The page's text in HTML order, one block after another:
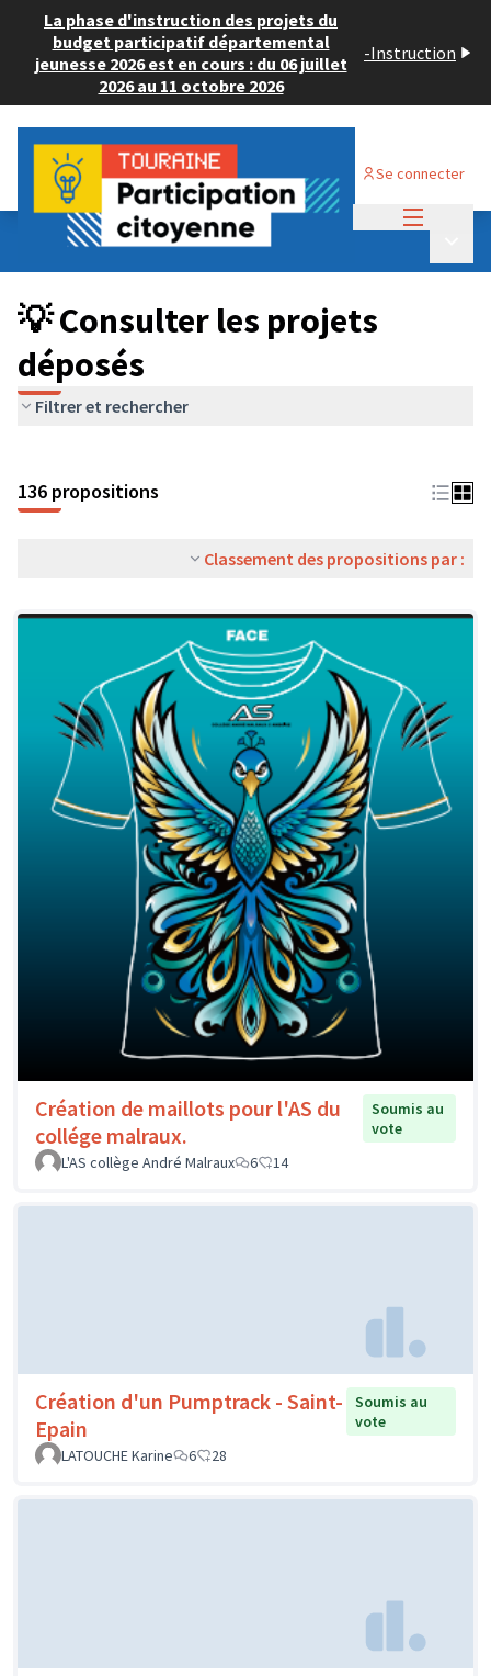
La phase d'instruction des projets du
budget participatif départemental
jeunesse 2026 est en cours : du 06 juillet
2026 au 11 octobre 2026
-Instruction
Se connecter
Budget Participatif JEUNESSE 2024
💡 Consulter les projets déposés
💡 Consulter les projets
déposés
Filtrer et rechercher
136 propositions
Classement des propositions par :
Création de maillots pour l'AS du
collége malraux.
Soumis au
vote
L'AS collège André Malraux
6 14
Création d'un Pumptrack - Saint-
Epain
Soumis au
vote
LATOUCHE Karine
6 28